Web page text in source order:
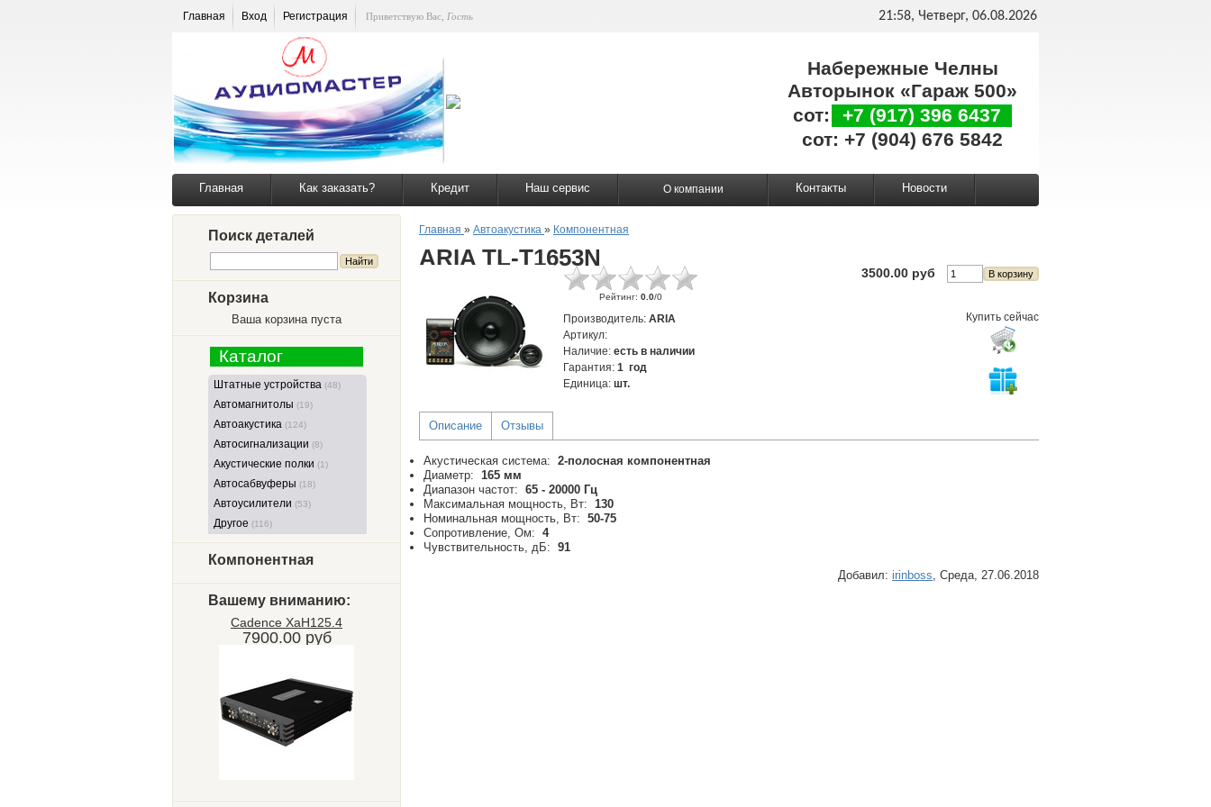
Главная Вход Регистрация Приветствую Вас Гость 21:58, Четверг, 06.08.2026
Набережные Челны
Авторынок «Гараж 500»
сот:
+7 (917) 396 6437
сот: +7 (904) 676 5842
Главная Как заказать? Кредит Наш сервис О компании Контакты Новости
Поиск деталей
Корзина
Ваша корзина пуста
Каталог
Штатные устройства (48)
Автомагнитолы (19)
Автоакустика (124)
Автосигнализации (8)
Акустические полки (1)
Автосабвуферы (18)
Автоусилители (53)
Другое (116)
Компонентная
Вашему вниманию:
Cadence XaH125.4
7900.00 руб
Главная » Автоакустика » Компонентная
ARIA TL-T1653N
Рейтинг: 0.0/0
3500.00 руб
Производитель: ARIA
Артикул:
Наличие: есть в наличии
Гарантия: 1 год
Единица: шт.
Купить сейчас
Описание Отзывы
Акустическая система: 2-полосная компонентная
Диаметр: 165 мм
Диапазон частот: 65 - 20000 Гц
Максимальная мощность, Вт: 130
Номинальная мощность, Вт: 50-75
Сопротивление, Ом: 4
Чувствительность, дБ: 91
Добавил: irinboss, Среда, 27.06.2018